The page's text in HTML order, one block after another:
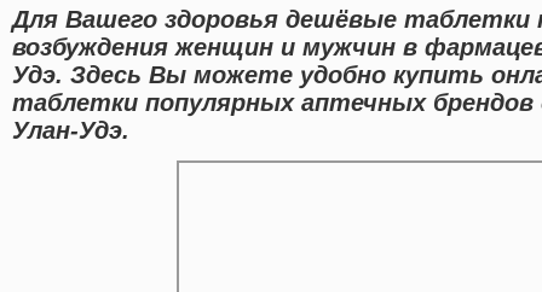
Для Вашего здоровья дешёвые таблетки
возбуждения женщин и мужчин в
Удэ. Здесь Вы можете удобно купить
таблетки популярных аптечных брендов
Улан-Удэ.